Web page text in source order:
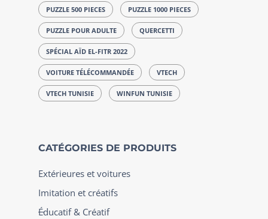
PUZZLE 500 PIECES PUZZLE 1000 PIECES
PUZZLE POUR ADULTE QUERCETTI
SPÉCIAL AÏD EL-FITR 2022
VOITURE TÉLÉCOMMANDÉE VTECH
VTECH TUNISIE WINFUN TUNISIE
CATÉGORIES DE PRODUITS
Extérieures et voitures
Imitation et créatifs
Éducatif & Créatif